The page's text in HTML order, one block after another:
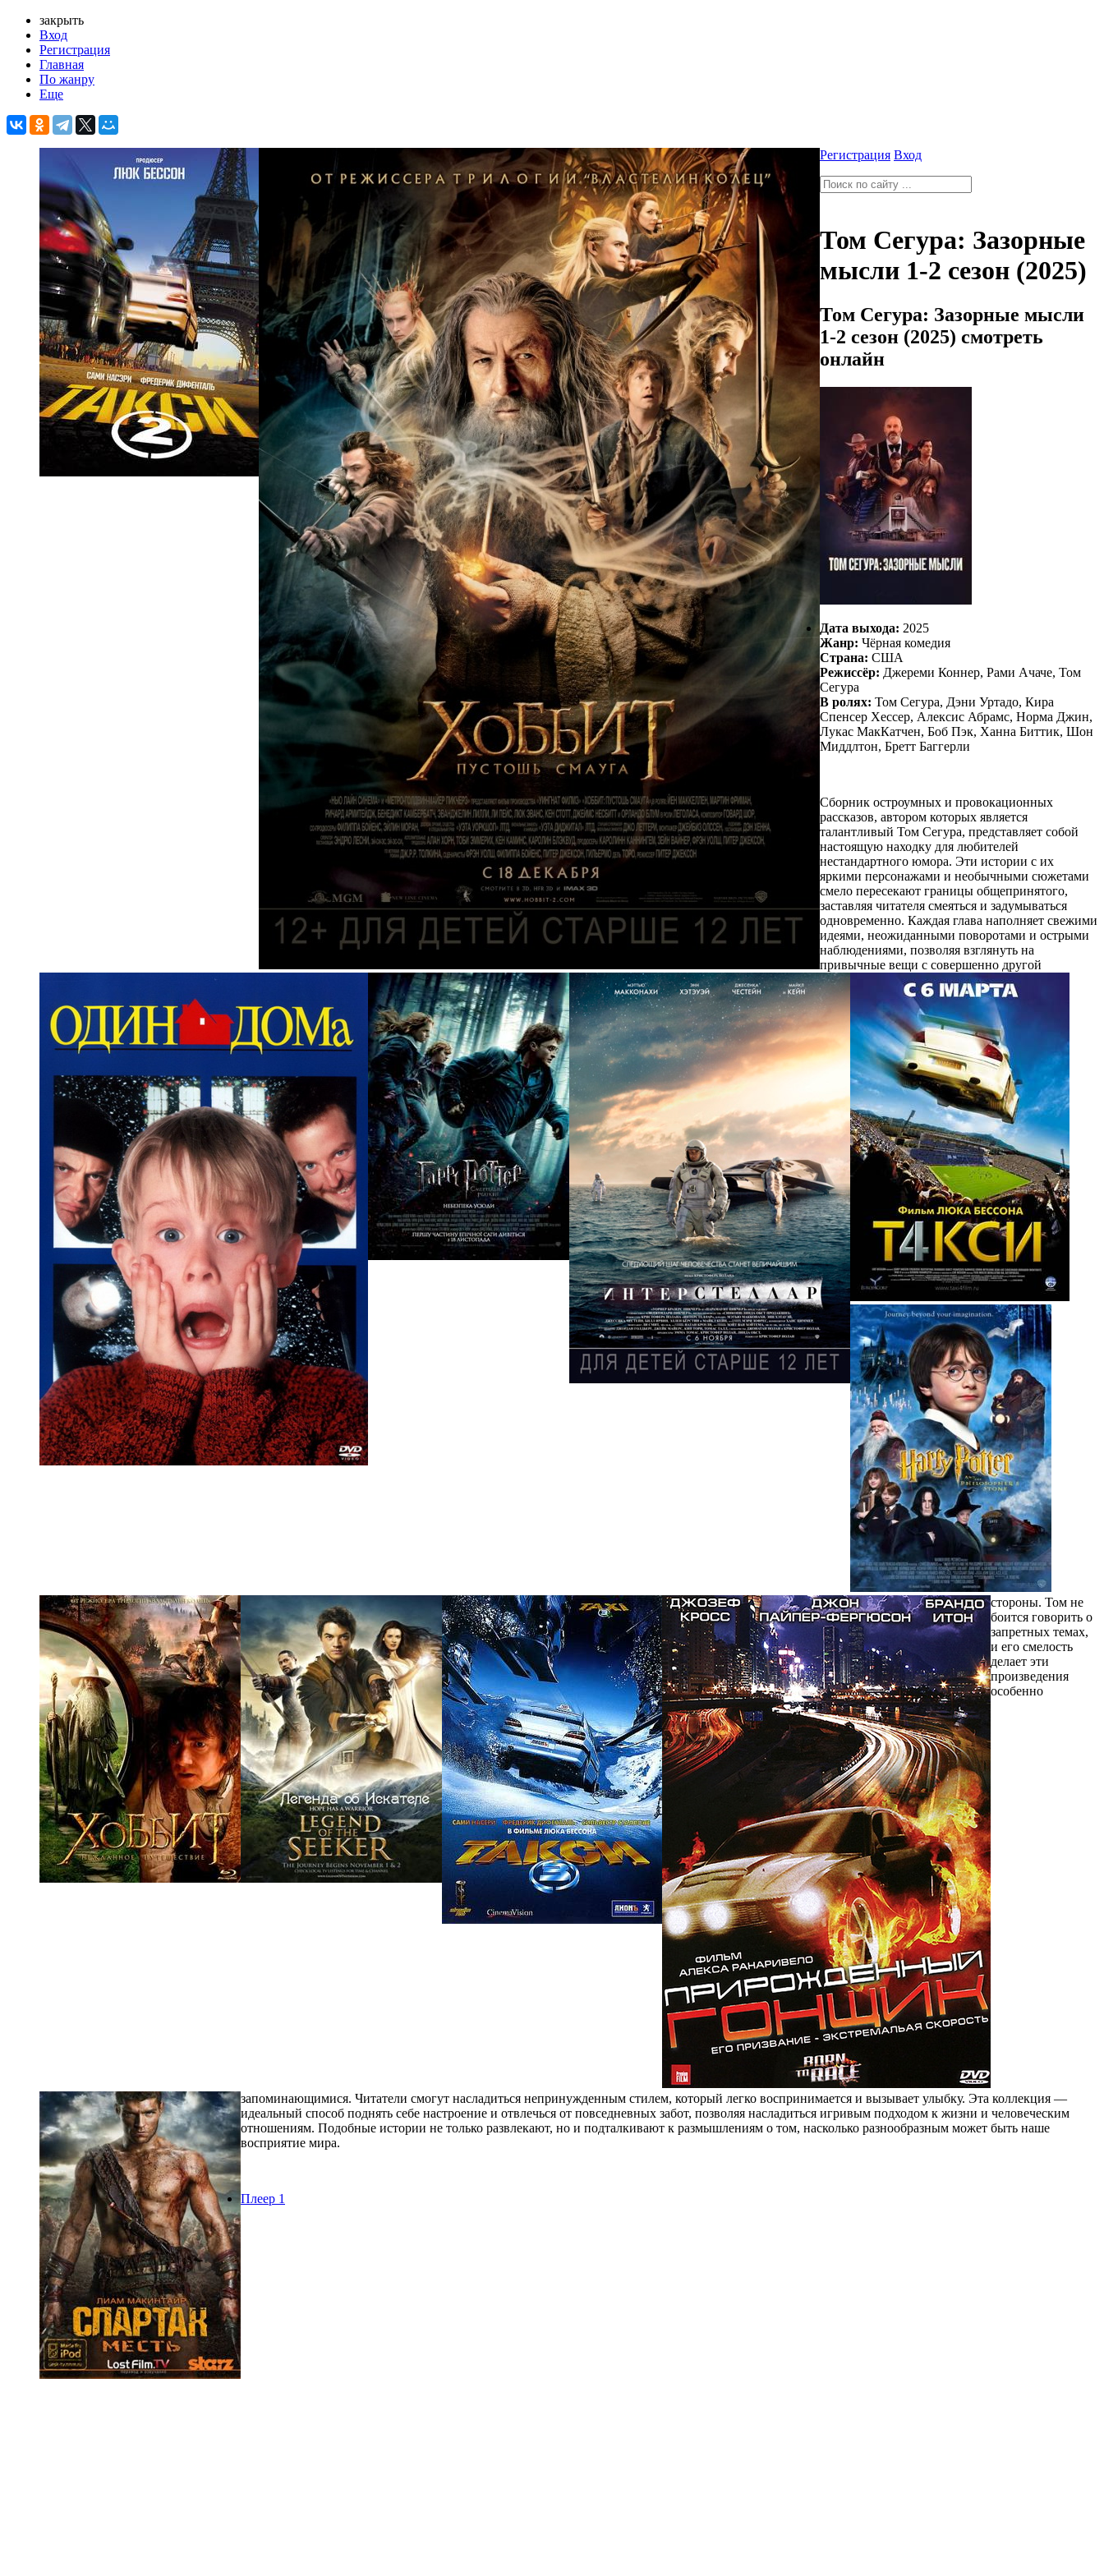
закрыть
Вход
Регистрация
Главная
По жанру
Еще
Регистрация Вход
Том Сегура: Зазорные
мысли 1-2 сезон (2025)
Том Сегура: Зазорные мысли
1-2 сезон (2025) смотреть
онлайн
Дата выхода: 2025
Жанр: Чёрная комедия
Страна: США
Режиссёр: Джереми Коннер, Рами Ачаче, Том
Сегура
В ролях: Том Сегура, Дэни Уртадо, Кира
Спенсер Хессер, Алексис Абрамс, Норма Джин,
Лукас МакКатчен, Боб Пэк, Ханна Биттик, Шон
Миддлтон, Бретт Баггерли
Сборник остроумных и провокационных
рассказов, автором которых является
талантливый Том Сегура, представляет собой
настоящую находку для любителей
нестандартного юмора. Эти истории с их
яркими персонажами и необычными сюжетами
смело пересекают границы общепринятого,
заставляя читателя смеяться и задумываться
одновременно. Каждая глава наполняет свежими
идеями, неожиданными поворотами и острыми
наблюдениями, позволяя взглянуть на
привычные вещи с совершенно другой
стороны. Том не
боится говорить о
запретных темах,
и его смелость
делает эти
произведения
особенно
запоминающимися. Читатели смогут насладиться непринужденным стилем, который легко воспринимается и вызывает улыбку. Эта коллекция —
идеальный способ поднять себе настроение и отвлечься от повседневных забот, позволяя насладиться игривым подходом к жизни и человеческим
отношениям. Подобные истории не только развлекают, но и подталкивают к размышлениям о том, насколько разнообразным может быть наше
восприятие мира.
Плеер 1